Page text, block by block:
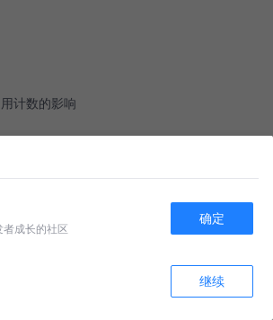
案后更新下文章；写的还是很棒
计数的影响
成长的社区
确定
继续